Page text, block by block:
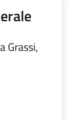
Grassi,